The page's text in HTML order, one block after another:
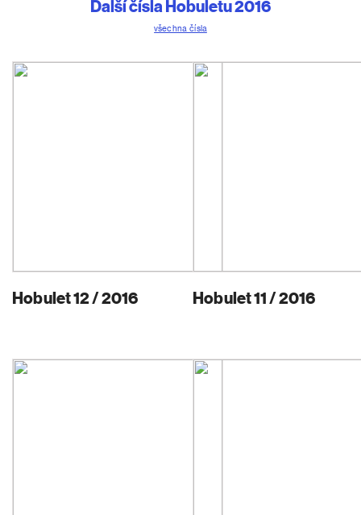
Další čísla Hobuletu 2016
všechna čísla
Hobulet 12 / 2016 Hobulet 11 / 2016